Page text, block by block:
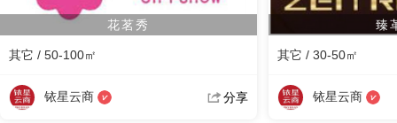
花茗秀
其它 / 50-100㎡
铱星云商 分享
臻
其它 / 30-50㎡
铱星云商